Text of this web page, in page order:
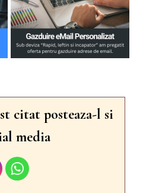
citat posteaza-l si
media